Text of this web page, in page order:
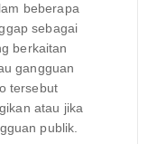
beberapa
sebagai
berkaitan
gangguan
tersebut
atau jika
publik.